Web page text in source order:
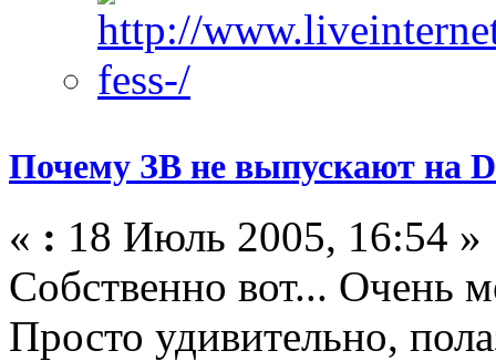
Почему ЗВ не выпускают на
« : 18 Июль 2005, 16:54 »
Собственно вот... Очень
Просто удивительно,